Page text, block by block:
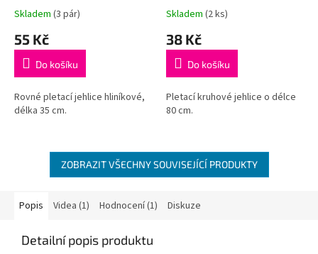
Skladem (3 pár)
55 Kč
Do košíku
Rovné pletací jehlice hliníkové,
délka 35 cm.
Skladem (2 ks)
38 Kč
Do košíku
Pletací kruhové jehlice o délce
80 cm.
ZOBRAZIT VŠECHNY SOUVISEJÍCÍ PRODUKTY
Popis Videa (1) Hodnocení (1) Diskuze
Detailní popis produktu